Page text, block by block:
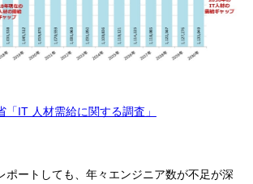
「IT 人材需給に関する調査」
ポートしても、年々エンジニア数が不足が深